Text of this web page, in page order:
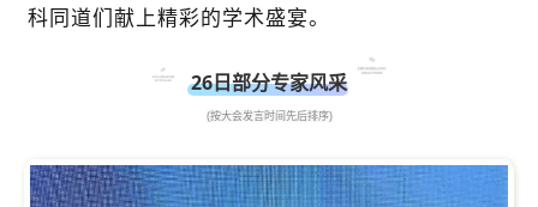
科同道们献上精彩的学术盛宴。
26日部分专家风采
(按大会发言时间先后排序)